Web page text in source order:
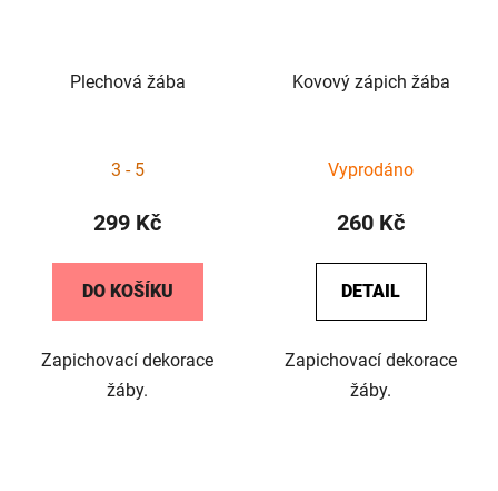
Plechová žába
3 - 5
299 Kč
DO KOŠÍKU
Zapichovací dekorace
žáby.
Kovový zápich žába
Vyprodáno
260 Kč
DETAIL
Zapichovací dekorace
žáby.